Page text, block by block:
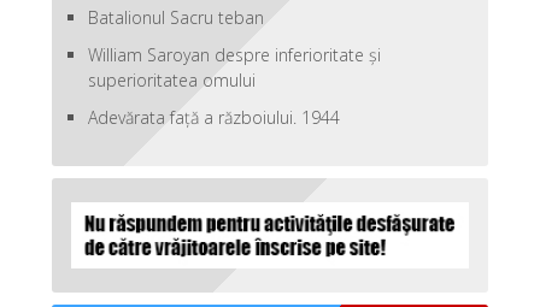
Batalionul Sacru teban
William Saroyan despre inferioritate şi
superioritatea omului
Adevărata față a războiului. 1944